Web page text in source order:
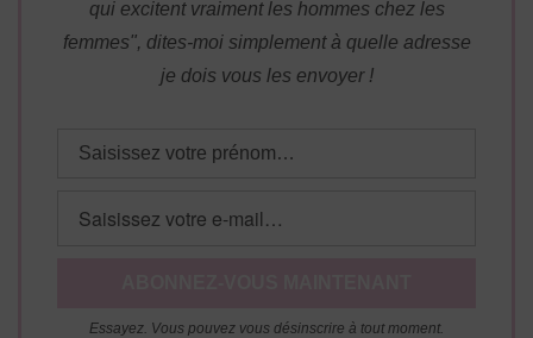
qui excitent vraiment les hommes chez les
femmes", dites-moi simplement à quelle adresse
je dois vous les envoyer !
Essayez. Vous pouvez vous désinscrire à tout moment.